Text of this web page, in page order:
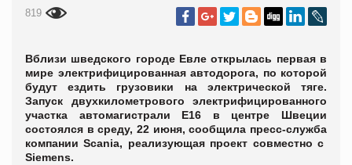
819
Вблизи шведского городе Евле открылась первая в
мире электрифицированная автодорога, по которой
будут ездить грузовики на электрической тяге.
Запуск двухкилометрового электрифицированного
участка автомагистрали E16 в центре Швеции
состоялся в среду, 22 июня, сообщила пресс-служба
компании Scania, реализующая проект совместно с
Siemens.